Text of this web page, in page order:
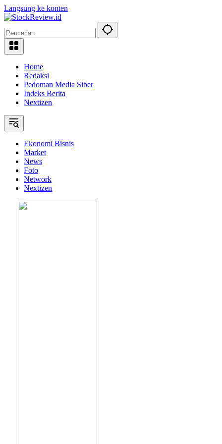
Langsung ke konten
Home
Redaksi
Pedoman Media Siber
Indeks Berita
Nextizen
Ekonomi Bisnis
Market
News
Foto
Network
Nextizen